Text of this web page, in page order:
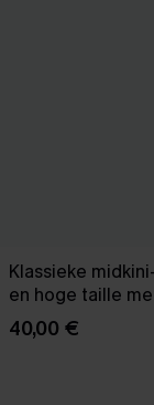
Klassieke
en hoge taille
40,00 €